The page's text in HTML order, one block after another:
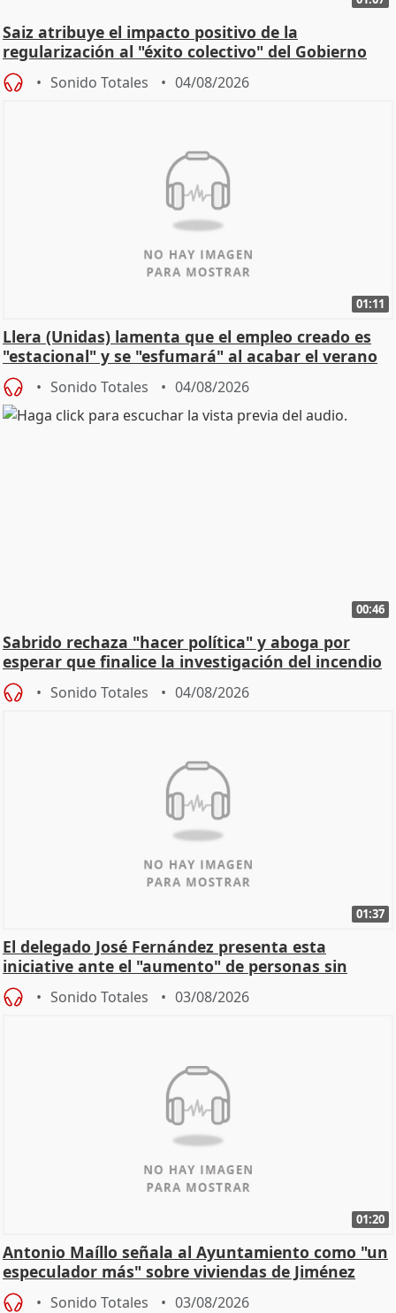
Saiz atribuye el impacto positivo de la
regularización al "éxito colectivo" del Gobierno
Sonido Totales 04/08/2026
01:11
Llera (Unidas) lamenta que el empleo creado es
"estacional" y se "esfumará" al acabar el verano
Sonido Totales 04/08/2026
00:46
Sabrido rechaza "hacer política" y aboga por
esperar que finalice la investigación del incendio
Sonido Totales 04/08/2026
01:37
El delegado José Fernández presenta esta
iniciative ante el "aumento" de personas sin
hogar en Madri
Sonido Totales 03/08/2026
01:20
Antonio Maíllo señala al Ayuntamiento como "un
especulador más" sobre viviendas de Jiménez
Becerril
Sonido Totales 03/08/2026